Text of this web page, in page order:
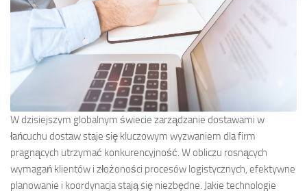
W dzisiejszym globalnym świecie zarządzanie dostawami w
łańcuchu dostaw staje się kluczowym wyzwaniem dla firm
pragnących utrzymać konkurencyjność. W obliczu rosnących
wymagań klientów i złożoności procesów logistycznych, efektywne
planowanie i koordynacja stają się niezbędne. Jakie technologie